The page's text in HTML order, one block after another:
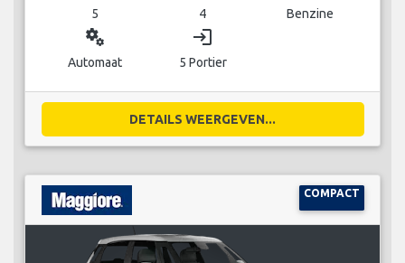
5 4 Benzine
miscellaneous_services
Automaat
login
5 Portier
DETAILS WEERGEVEN...
COMPACT